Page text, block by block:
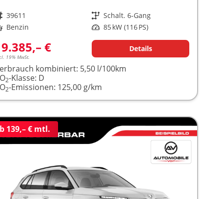
39611 Getriebe Schalt. 6-Gang
Benzin Leistung 85 kW (116 PS)
€
19% MwSt.
Details
kombiniert: 5,50 l/100km
2-Klasse: D
2-Emissionen: 125,00 g/km
139,– € mtl.